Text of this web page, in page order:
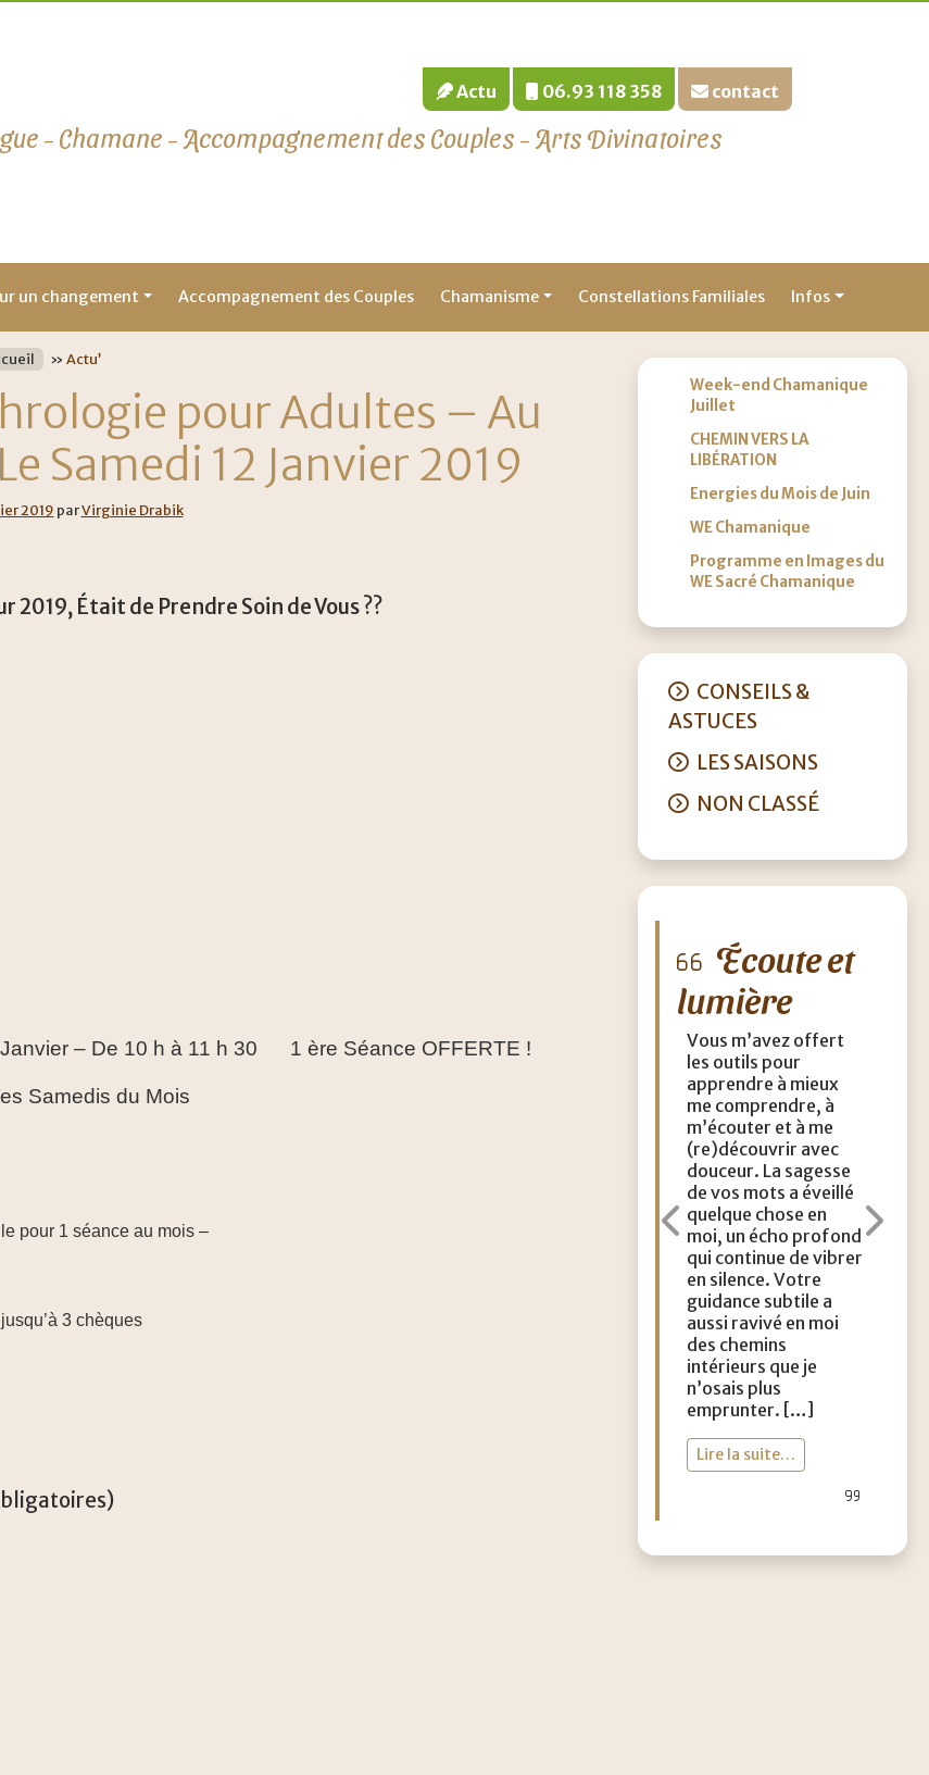
Actu 06.93 118 358 contact
- Chamane - Accompagnement des Couples - Arts Divinatoires
un changement Accompagnement des Couples Chamanisme Constellations Familiales Infos
» Actu’
pour Adultes – Au
Samedi 12 Janvier 2019
2019 parVirginie Drabik
2019, Était de Prendre Soin de Vous ??
Janvier – De 10 h à 11 h 30 1 ère Séance OFFERTE !
Samedis du Mois
pour 1 séance au mois –
3 chèques
Week-end Chamanique
Juillet
CHEMIN VERS LA
LIBÉRATION
Energies du Mois de Juin
WE Chamanique
Programme en Images du
WE Sacré Chamanique
CONSEILS &
ASTUCES
LES SAISONS
NON CLASSÉ
Écoute et
lumière
Vous m’avez offert
les outils pour
apprendre à mieux
me comprendre, à
m’écouter et à me
(re)découvrir avec
douceur. La sagesse
de vos mots a éveillé
quelque chose en
moi, un écho profond
qui continue de vibrer
en silence. Votre
guidance subtile a
aussi ravivé en moi
des chemins
intérieurs que je
n’osais plus
emprunter. […]
Lire la suite…
Précédent